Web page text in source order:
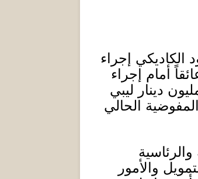
الكاديكي إجراء
أمام إجراء
دينار ليبي
الحالي
والأمور